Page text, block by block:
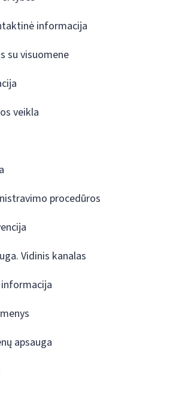
informacija
su visuomene
veikla
procedūros
Vidinis kanalas
apsauga